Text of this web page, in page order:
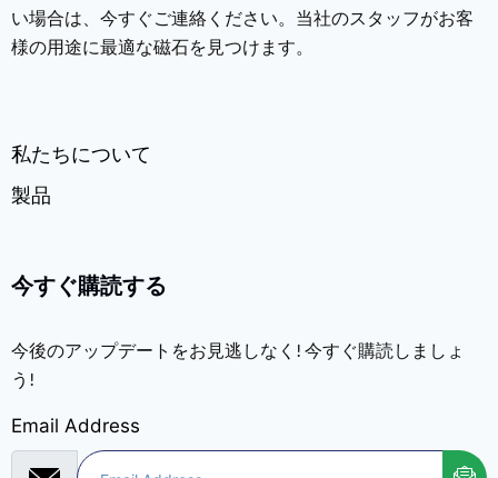
い場合は、今すぐご連絡ください。当社のスタッフがお客
様の用途に最適な磁石を見つけます。
私たちについて
製品
今すぐ購読する
今後のアップデートをお見逃しなく! 今すぐ購読しましょ
う!
Email Address